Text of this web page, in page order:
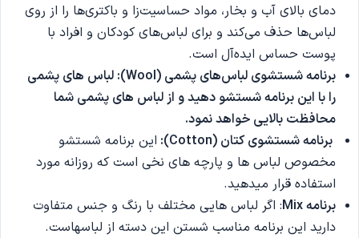
دمای بالای آب و بخار، مواد حساسیت‌زا و باکتری‌ها را از روی
لباس‌ها حذف می‌کند و برای لباس‌های کودکان و افراد با
پوست حساس ایده‌آل است.
برنامه شستشوی لباس‌های پشمی (Wool): لباس های پشمی
را با این برنامه شستشو دهید و از لباس های پشمی شما
محافظت بالایی خواهد نمود.
برنامه شستشوی کتان (Cotton):
این برنامه شستشو
مخصوص لباس ها و پارچه های نخی است که روزانه مورد
استفاده قرار میدهید.
برنامه Mix
: اگر لباس هایی مختلف با رنگ و جنس متفاوت
دارید این برنامه مناسب شستن این دسته از لباسهاست.